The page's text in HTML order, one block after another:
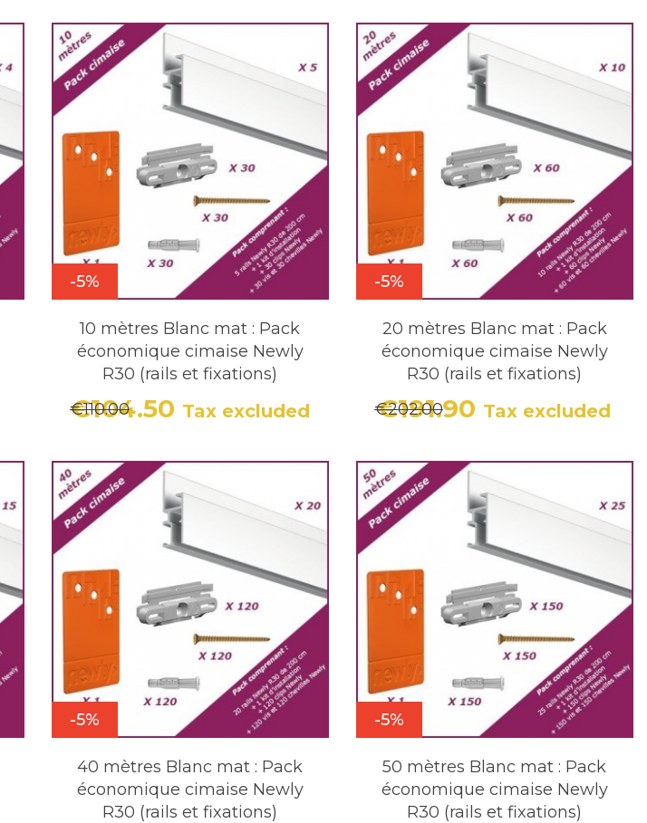
-5%
10 mètres Blanc mat : Pack
économique cimaise Newly
R30 (rails et fixations)
Price
€104.50 Tax excluded
Regular price
€110.00
-5%
20 mètres Blanc mat : Pack
économique cimaise Newly
R30 (rails et fixations)
Price
€191.90 Tax excluded
Regular price
€202.00
-5%
40 mètres Blanc mat : Pack
économique cimaise Newly
R30 (rails et fixations)
-5%
50 mètres Blanc mat : Pack
économique cimaise Newly
R30 (rails et fixations)